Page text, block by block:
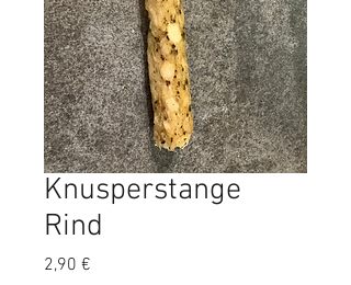
Knusperstange
Rind
2,90 €